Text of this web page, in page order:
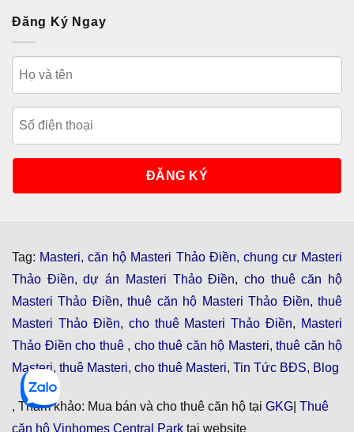
Đăng Ký Ngay
Tag: Masteri,căn hộ Masteri Thảo Điền, chung cư Masteri
Thảo Điền,dự án Masteri Thảo Điền, cho thuê căn hộ
Masteri Thảo Điền,thuê căn hộ Masteri Thảo Điền,thuê
Masteri Thảo Điền, cho thuê Masteri Thảo Điền, Masteri
Thảo Điền cho thuê , cho thuê căn hộ Masteri, thuê căn hộ
Masteri, thuê Masteri, cho thuê Masteri, Tin Tức BĐS, Blog
, Tham khảo: Mua bán và cho thuê căn hộ tại GKG Thuê
căn hộ Vinhomes Central Park tại website